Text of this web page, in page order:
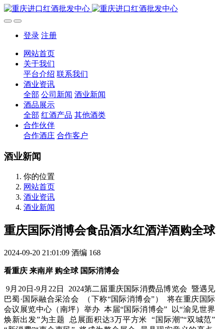
登录 注册
网站首页
关于我们
平台介绍 联系我们
酒业资讯
全部 公司新闻 酒业新闻
酒品展示
全部 红酒产品 其他酒类
合作伙伴
合作酒庄 合作客户
酒业新闻
你的位置
网站首页
酒业资讯
酒业新闻
重庆国际消博会食品酒水红酒洋酒购全球
2024-09-20 21:01:09 酒编 168
看重庆 来南岸 购全球 国际消博会
9月20日-9月22日 2024第二届重庆国际消费品博览会 暨遇见
巴蜀·国际融合采洽会 （下称“国际消博会”） 将在重庆国际
会议展览中心（南坪）举办 本届“国际消博会” 以“渝见世界
焕新出发”为主题 总展面积达3万平方米 “国际潮”“双城范”